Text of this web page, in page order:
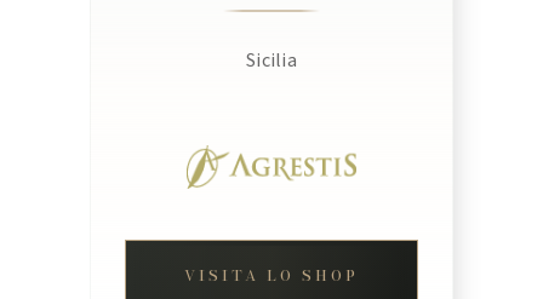
Sicilia
VISITA LO SHOP